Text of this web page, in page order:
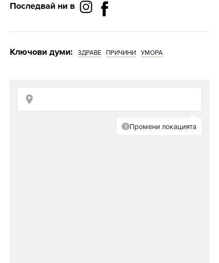
Последвай ни в
Ключови думи: ЗДРАВЕ ПРИЧИНИ УМОРА